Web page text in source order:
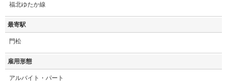
福北ゆたか線
最寄駅
門松
雇用形態
アルバイト・パート